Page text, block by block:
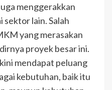
menggerakkan
sektor lain. Salah
yang merasakan
proyek besar ini.
mendapat peluang
kebutuhan, baik itu